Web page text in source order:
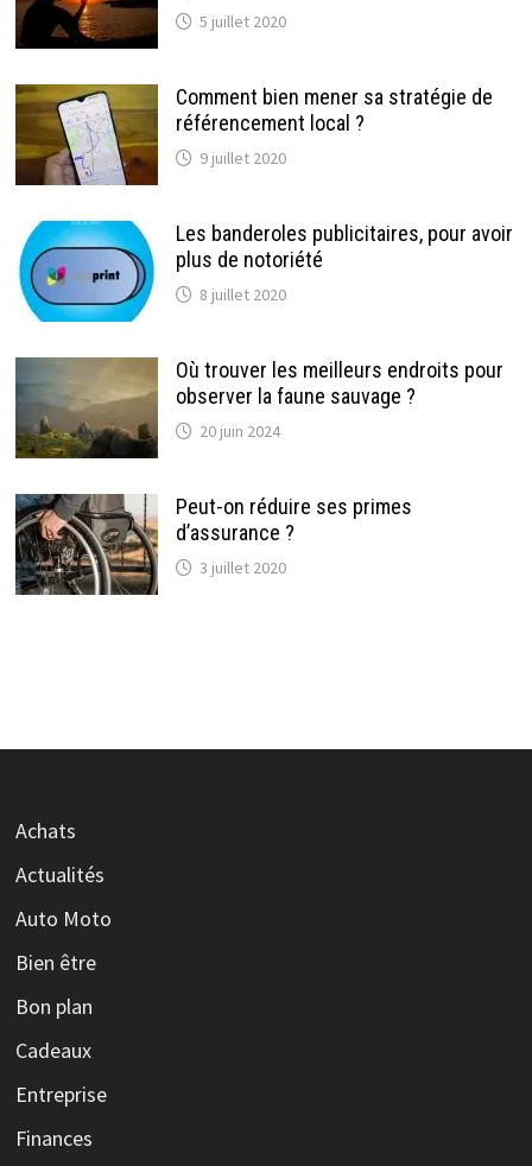
5 juillet 2020
Comment bien mener sa stratégie de
référencement local ?
9 juillet 2020
Les banderoles publicitaires, pour avoir
plus de notoriété
8 juillet 2020
Où trouver les meilleurs endroits pour
observer la faune sauvage ?
20 juin 2024
Peut-on réduire ses primes
d’assurance ?
3 juillet 2020
Achats
Actualités
Auto Moto
Bien être
Bon plan
Cadeaux
Entreprise
Finances